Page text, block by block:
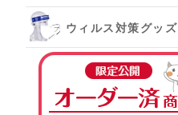
ウィルス対策グッズ